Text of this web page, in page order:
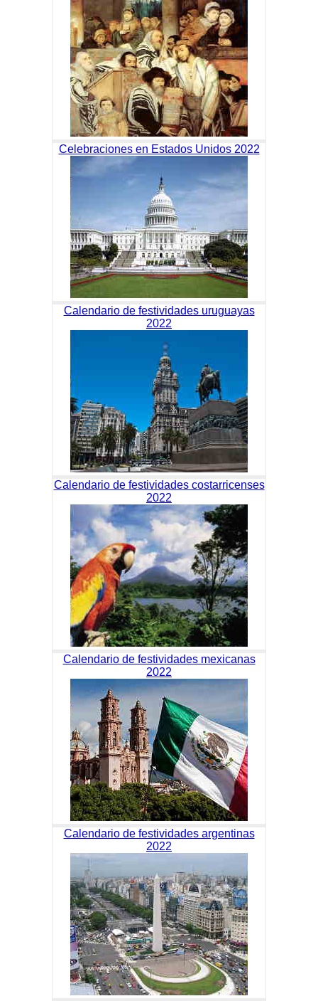
Celebraciones en Estados Unidos 2022
Calendario de festividades uruguayas
2022
Calendario de festividades costarricenses
2022
Calendario de festividades mexicanas
2022
Calendario de festividades argentinas
2022